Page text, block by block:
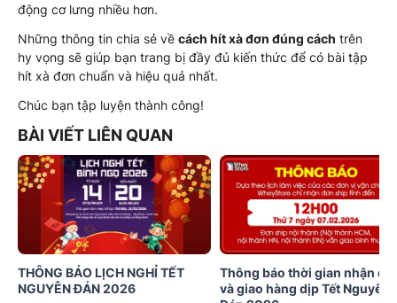
động cơ lưng nhiều hơn.
Những thông tin chia sẻ về cách hít xà đơn đúng cách trên
hy vọng sẽ giúp bạn trang bị đầy đủ kiến thức để có bài tập
hít xà đơn chuẩn và hiệu quả nhất.
Chúc bạn tập luyện thành công!
BÀI VIẾT LIÊN QUAN
THÔNG BÁO LỊCH NGHỈ TẾT
NGUYÊN ĐÁN 2026
Thông báo thời gian nhận
và giao hàng dịp Tết Nguyên